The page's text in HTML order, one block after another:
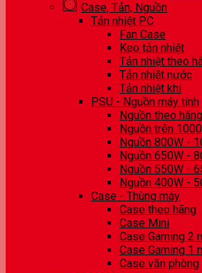
Case, Tản, Nguồn
Tản nhiệt PC
Fan Case
Keo tản nhiệt
Tản nhiệt theo
Tản nhiệt nước
Tản nhiệt khí
PSU - Nguồn máy tính
Nguồn theo hãng
Nguồn trên
Nguồn 800W -
Nguồn 650W -
Nguồn 550W -
Nguồn 400W -
Case - Thùng máy
Case theo hãng
Case Mini
Case Gaming 2
Case Gaming 1
Case văn phòng